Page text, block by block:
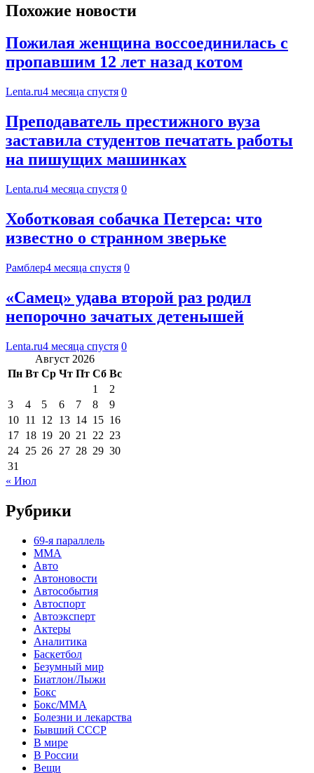
Похожие новости
Пожилая женщина воссоединилась с
пропавшим 12 лет назад котом
Lenta.ru4 месяца спустя 0
Преподаватель престижного вуза
заставила студентов печатать работы
на пишущих машинках
Lenta.ru4 месяца спустя 0
Хоботковая собачка Петерса: что
известно о странном зверьке
Рамблер4 месяца спустя 0
«Самец» удава второй раз родил
непорочно зачатых детенышей
Lenta.ru4 месяца спустя 0
Август 2026
Пн Вт Ср Чт Пт Сб Вс
1
2
3
4 5 6 7 8
9
10 11 12 13 14 15 16
17 18 19 20 21 22 23
24 25 26 27 28 29 30
31
« Июл
Рубрики
69-я параллель
MMA
Авто
Автоновости
Автособытия
Автоспорт
Автоэксперт
Актеры
Аналитика
Баскетбол
Безумный мир
Биатлон/Лыжи
Бокс
Бокс/MMA
Болезни и лекарства
Бывший СССР
В мире
В России
Вещи